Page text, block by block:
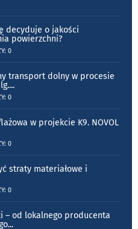
decyduje o jakości
powierzchni?
0
transport dolny w procesie
...
0
w projekcie K9. NOVOL
0
straty materiałowe i
0
– od lokalnego producenta
...